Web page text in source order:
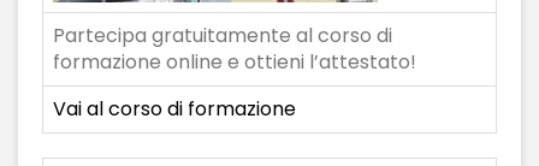
Partecipa gratuitamente al corso di
formazione online e ottieni l’attestato!
Vai al corso di formazione